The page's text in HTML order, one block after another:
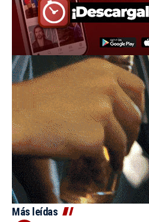
Más leídas